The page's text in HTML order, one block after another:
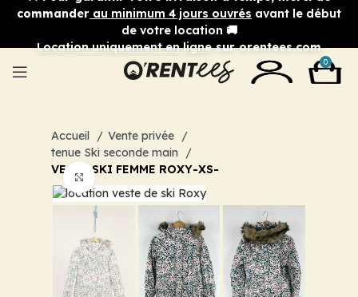
commander au minimum 4 jours ouvrés avant le début
de votre location 🚚
Location uniquement en lignesur orentees.com
0
Accueil
Vente privée
tenue Ski seconde main
VESTE SKI FEMME ROXY-XS-
Cliquez pour agrandir